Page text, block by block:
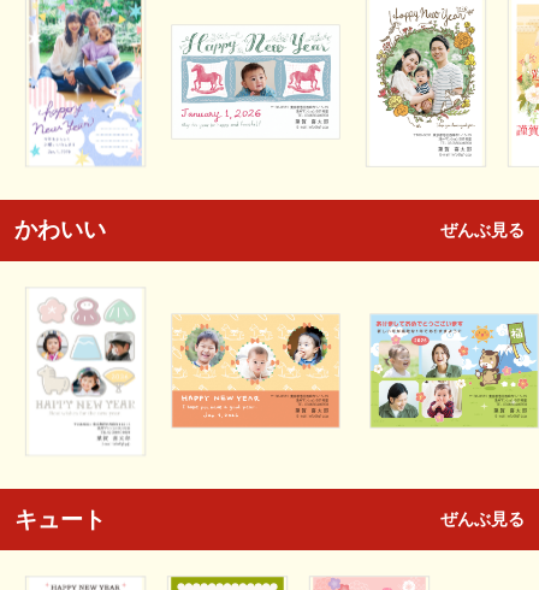
かわいい ぜんぶ見る
キュート ぜんぶ見る